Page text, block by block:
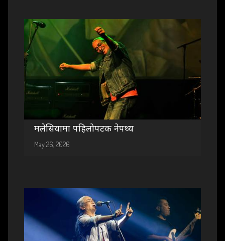
मलेसियामा पहिलोपटक नेपथ्य
May 26, 2026